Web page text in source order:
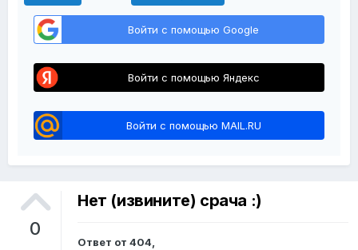
Войти с помощью Google
Войти с помощью Яндекс
Войти с помощью MAIL.RU
0
Нет (извините) срача :)
Ответ от 404,